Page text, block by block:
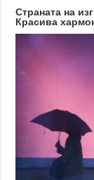
Страната на
Красива